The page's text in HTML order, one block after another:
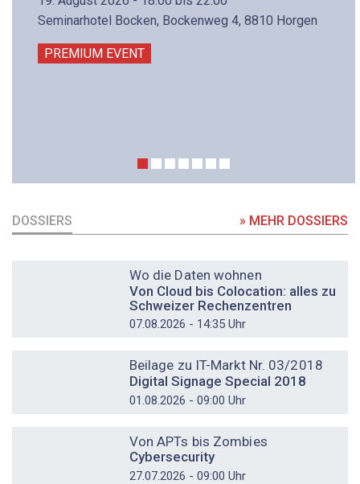
Seminarhotel Bocken, Bockenweg 4, 8810 Horgen
PREMIUM EVENT
DOSSIERS » MEHR DOSSIERS
Wo die Daten wohnen
Von Cloud bis Colocation: alles zu
Schweizer Rechenzentren
07.08.2026 - 14:35 Uhr
Beilage zu IT-Markt Nr. 03/2018
Digital Signage Special 2018
01.08.2026 - 09:00 Uhr
Von APTs bis Zombies
Cybersecurity
27.07.2026 - 09:00 Uhr